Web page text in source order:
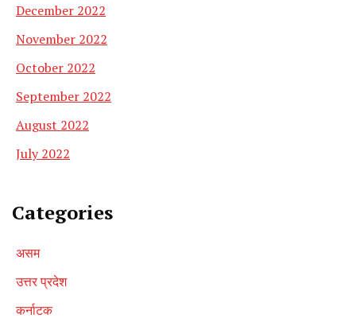
December 2022
November 2022
October 2022
September 2022
August 2022
July 2022
Categories
असम
उत्तर प्रदेश
कर्नाटक